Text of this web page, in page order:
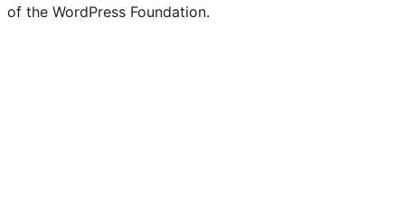
of the WordPress Foundation.